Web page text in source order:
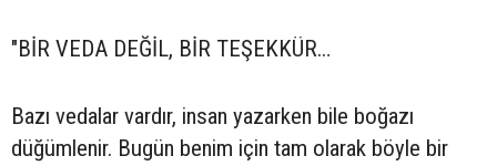
"BİR VEDA DEĞİL, BİR TEŞEKKÜR…
Bazı vedalar vardır, insan yazarken bile boğazı
düğümlenir. Bugün benim için tam olarak böyle bir